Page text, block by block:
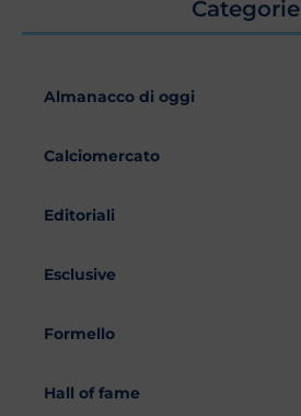
Categorie
Almanacco di oggi
Calciomercato
Editoriali
Esclusive
Formello
Hall of fame